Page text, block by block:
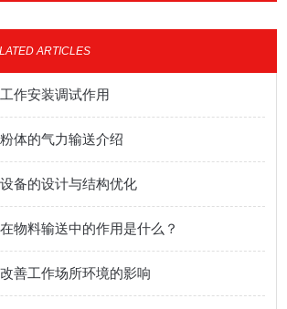
ARTICLES
作安装调试作用
体的气力输送介绍
备的设计与结构优化
物料输送中的作用是什么？
善工作场所环境的影响